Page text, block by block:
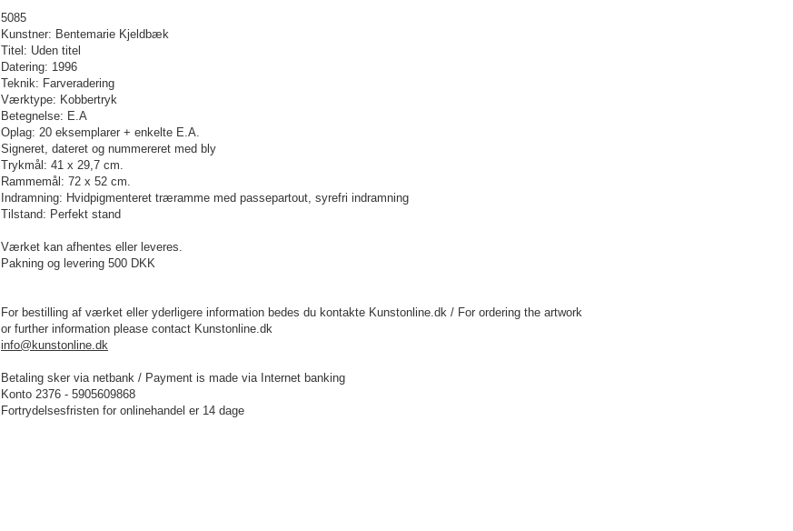
5085
Kunstner: Bentemarie Kjeldbæk
Titel: Uden titel
Datering: 1996
Teknik: Farveradering
Værktype: Kobbertryk
Betegnelse: E.A
Oplag: 20 eksemplarer + enkelte E.A.
Signeret, dateret og nummereret med bly
Trykmål: 41 x 29,7 cm.
Rammemål: 72 x 52 cm.
Indramning: Hvidpigmenteret træramme med passepartout, syrefri indramning
Tilstand: Perfekt stand
Værket kan afhentes eller leveres.
Pakning og levering 500 DKK
For bestilling af værket eller yderligere information bedes du kontakte Kunstonline.dk / For ordering the artwork
or further information please contact Kunstonline.dk
info@kunstonline.dk
Betaling sker via netbank / Payment is made via Internet banking
Konto 2376 - 5905609868
Fortrydelsesfristen for onlinehandel er 14 dage